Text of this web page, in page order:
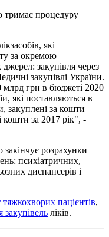
тримає процедуру
які
за окремою
закупівля через
закупівлі України.
млрд грн в бюджеті 2020
які поставляються в
закуплені за кошти
кошти за 2017 рік", -
розрахунки
психіатричних,
диспансерів і
тяжкохворих пацієнтів,
закупівель ліків.